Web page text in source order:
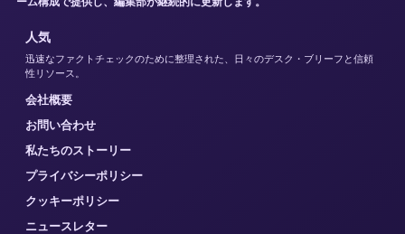
人気
迅速なファクトチェックのために整理された、日々のデスク・ブリーフと信頼
性リソース。
会社概要
お問い合わせ
私たちのストーリー
プライバシーポリシー
クッキーポリシー
ニュースレター